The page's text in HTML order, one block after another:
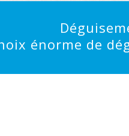
énorme de